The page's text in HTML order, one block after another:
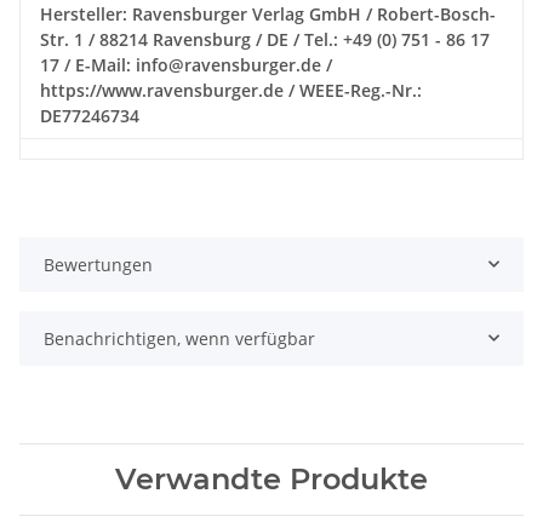
Hersteller: Ravensburger Verlag GmbH / Robert-Bosch-
Str. 1 / 88214 Ravensburg / DE / Tel.: +49 (0) 751 - 86 17
17 / E-Mail: info@ravensburger.de /
https://www.ravensburger.de / WEEE-Reg.-Nr.:
DE77246734
Bewertungen
Benachrichtigen, wenn verfügbar
Verwandte Produkte